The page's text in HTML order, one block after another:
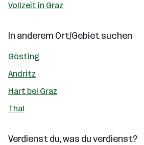
Vollzeit in Graz
In anderem Ort/Gebiet suchen
Gösting
Andritz
Hart bei Graz
Thal
Verdienst du, was du verdienst?